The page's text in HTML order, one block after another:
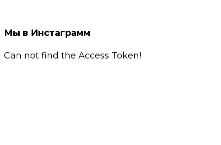
Мы в Инстаграмм
Can not find the Access Token!